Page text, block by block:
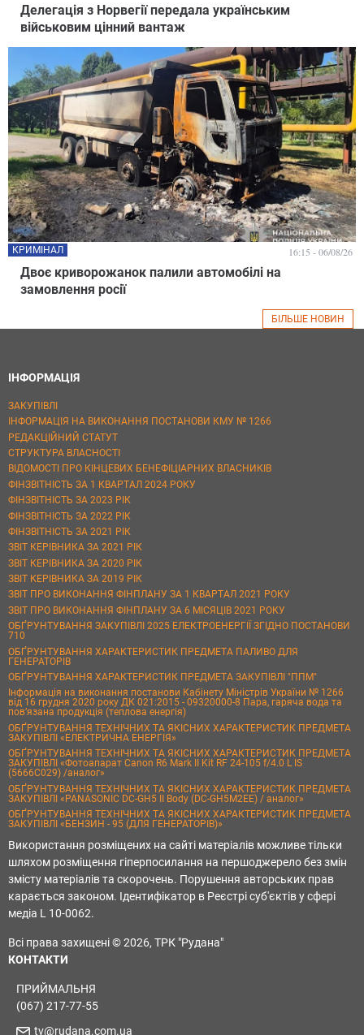
Делегація з Норвегії передала українським
військовим цінний вантаж
Двоє криворожанок палили автомобілі на
замовлення росії
КРИМІНАЛ 16:15 - 06/08/26
БІЛЬШЕ НОВИН
ІНФОРМАЦІЯ
ЗАКУПІВЛІ
ІНФОРМАЦІЯ НА ВИКОНАННЯ ПОСТАНОВИ КМУ № 1266
РЕДАКЦІЙНИЙ СТАТУТ
СТРУКТУРА ВЛАСНОСТІ
ВІДОМОСТІ ПРО КІНЦЕВИХ БЕНЕФІЦІАРНИХ ВЛАСНИКІВ
ФІНЗВІТНІСТЬ ЗА 1 КВАРТАЛ 2024 РОКУ
ФІНЗВІТНІСТЬ ЗА 2023 РІК
ФІНЗВІТНІСТЬ ЗА 2022 РІК
ФІНЗВІТНІСТЬ ЗА 2021 РІК
ЗВІТ КЕРІВНИКА ЗА 2021 РІК
ЗВІТ КЕРІВНИКА ЗА 2020 РІК
ЗВІТ КЕРІВНИКА ЗА 2019 РІК
ЗВІТ ПРО ВИКОНАННЯ ФІНПЛАНУ ЗА 1 КВАРТАЛ 2021 РОКУ
ЗВІТ ПРО ВИКОНАННЯ ФІНПЛАНУ ЗА 6 МІСЯЦІВ 2021 РОКУ
ОБҐРУНТУВАННЯ ЗАКУПІВЛІ 2025 ЕЛЕКТРОЕНЕРГІЇ ЗГІДНО ПОСТАНОВИ
710
ОБҐРУНТУВАННЯ ХАРАКТЕРИСТИК ПРЕДМЕТА ПАЛИВО ДЛЯ
ГЕНЕРАТОРІВ
ОБҐРУНТУВАННЯ ХАРАКТЕРИСТИК ПРЕДМЕТА ЗАКУПІВЛІ "ППМ"
Інформація на виконання постанови Кабінету Міністрів України № 1266
від 16 грудня 2020 року ДК 021:2015 - 09320000-8 Пара, гаряча вода та
пов’язана продукція (теплова енергія)
ОБҐРУНТУВАННЯ ТЕХНІЧНИХ ТА ЯКІСНИХ ХАРАКТЕРИСТИК ПРЕДМЕТА
ЗАКУПІВЛІ «ЕЛЕКТРИЧНА ЕНЕРГІЯ»
ОБҐРУНТУВАННЯ ТЕХНІЧНИХ ТА ЯКІСНИХ ХАРАКТЕРИСТИК ПРЕДМЕТА
ЗАКУПІВЛІ «Фотоапарат Canon R6 Mark II Kit RF 24-105 f/4.0 L IS
(5666C029) /аналог»
ОБҐРУНТУВАННЯ ТЕХНІЧНИХ ТА ЯКІСНИХ ХАРАКТЕРИСТИК ПРЕДМЕТА
ЗАКУПІВЛІ «PANASONIC DC-GH5 II Body (DC-GH5M2EE) / аналог»
ОБҐРУНТУВАННЯ ТЕХНІЧНИХ ТА ЯКІСНИХ ХАРАКТЕРИСТИК ПРЕДМЕТА
ЗАКУПІВЛІ «БЕНЗИН - 95 (ДЛЯ ГЕНЕРАТОРІВ)»
Використання розміщених на сайті матеріалів можливе тільки
шляхом розміщення гіперпосилання на першоджерело без змін
змісту матеріалів та скорочень. Порушення авторських прав
карається законом. Ідентифікатор в Реєстрі суб'єктів у сфері
медіа L 10-0062.
Всі права захищені © 2026, ТРК "Рудана"
КОНТАКТИ
ПРИЙМАЛЬНЯ
(067) 217-77-55
tv@rudana.com.ua